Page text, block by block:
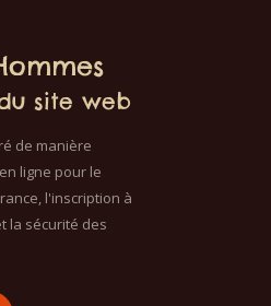
site web
de manière
ligne pour le
l'inscription à
la sécurité des